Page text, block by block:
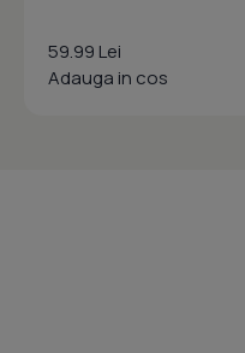
59.99 Lei
Adauga in cos